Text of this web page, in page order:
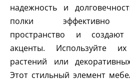
надежность и
полки эффективно
пространство и создают
акценты. Используйте
растений или
Этот стильный элемент